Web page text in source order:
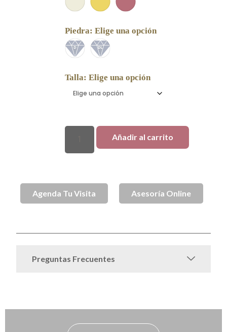
Piedra: Elige una opción
Talla: Elige una opción
Añadir al carrito
Agenda Tu Visita Asesoría Online
Preguntas Frecuentes